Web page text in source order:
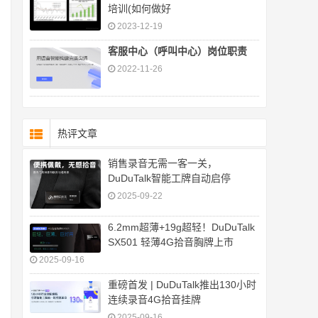
培训(如何做好
2023-12-19
客服中心（呼叫中心）岗位职责
2022-11-26
热评文章
销售录音无需一客一关，
DuDuTalk智能工牌自动启停
2025-09-22
6.2mm超薄+19g超轻！DuDuTalk
SX501 轻薄4G拾音胸牌上市
2025-09-16
重磅首发 | DuDuTalk推出130小时
连续录音4G拾音挂牌